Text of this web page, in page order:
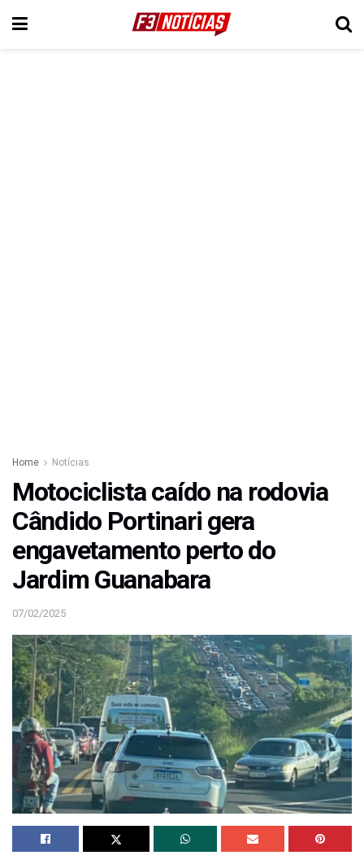
Home Notícias
Motociclista caído na rodovia
Cândido Portinari gera
engavetamento perto do
Jardim Guanabara
07/02/2025